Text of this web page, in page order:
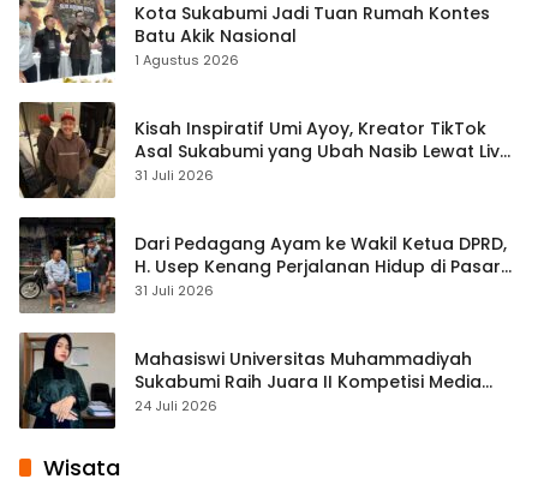
Kota Sukabumi Jadi Tuan Rumah Kontes
Batu Akik Nasional
1 Agustus 2026
Kisah Inspiratif Umi Ayoy, Kreator TikTok
Asal Sukabumi yang Ubah Nasib Lewat Live
Streaming
31 Juli 2026
Dari Pedagang Ayam ke Wakil Ketua DPRD,
H. Usep Kenang Perjalanan Hidup di Pasar
Cisaat
31 Juli 2026
Mahasiswi Universitas Muhammadiyah
Sukabumi Raih Juara II Kompetisi Media
Pembelajaran Digital Tingkat Internasional
24 Juli 2026
Wisata